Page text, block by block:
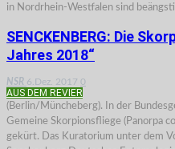
in Nordrhein-Westfalen sind
SENCKENBERG: Die
Jahres 2018“
NSR 6.Dez. 2017 0
AUS DEM REVIER
(Berlin/Müncheberg). In der
Gemeine Skorpionsfliege (Panorpa
gekürt. Das Kuratorium unter dem